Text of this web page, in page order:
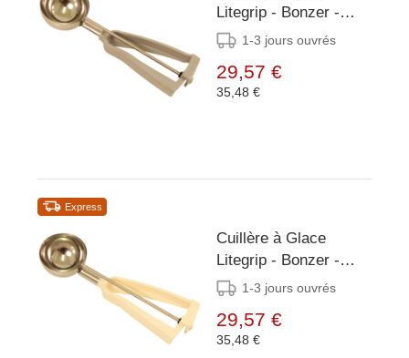
Litegrip - Bonzer -
Gris Inox - Taille 8 -
1-3 jours ouvrés
29,57 €
35,48 €
Express
Cuillère à Glace
Litegrip - Bonzer -
Ivoire Inox - Taille 10 -
1-3 jours ouvrés
29,57 €
35,48 €